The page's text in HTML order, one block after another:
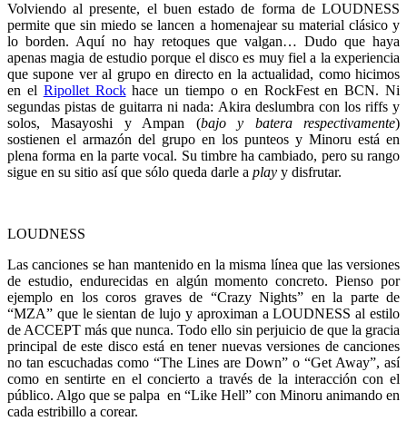
Volviendo al presente, el buen estado de forma de LOUDNESS
permite que sin miedo se lancen a homenajear su material clásico y
lo borden. Aquí no hay retoques que valgan… Dudo que haya
apenas magia de estudio porque el disco es muy fiel a la experiencia
que supone ver al grupo en directo en la actualidad, como hicimos
en el Ripollet Rockhace un tiempo o en RockFest en BCN. Ni
segundas pistas de guitarra ni nada: Akira deslumbra con los riffs y
solos, Masayoshi y Ampan (bajo y batera respectivamente)
sostienen el armazón del grupo en los punteos y Minoru está en
plena forma en la parte vocal. Su timbre ha cambiado, pero su rango
sigue en su sitio así que sólo queda darle a play y disfrutar.
LOUDNESS
Las canciones se han mantenido en la misma línea que las versiones
de estudio, endurecidas en algún momento concreto. Pienso por
ejemplo en los coros graves de “Crazy Nights” en la parte de
“MZA” que le sientan de lujo y aproximan a LOUDNESS al estilo
de ACCEPT más que nunca. Todo ello sin perjuicio de que la gracia
principal de este disco está en tener nuevas versiones de canciones
no tan escuchadas como “The Lines are Down” o “Get Away”, así
como en sentirte en el concierto a través de la interacción con el
público. Algo que se palpa en “Like Hell” con Minoru animando en
cada estribillo a corear.